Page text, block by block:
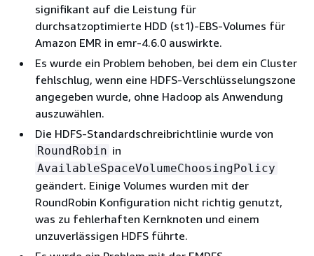
signifikant auf die Leistung für
durchsatzoptimierte HDD (st1)-EBS-Volumes für
Amazon EMR in emr-4.6.0 auswirkte.
Es wurde ein Problem behoben, bei dem ein Cluster
fehlschlug, wenn eine HDFS-Verschlüsselungszone
angegeben wurde, ohne Hadoop als Anwendung
auszuwählen.
Die HDFS-Standardschreibrichtlinie wurde von
RoundRobin in
AvailableSpaceVolumeChoosingPolicy
geändert. Einige Volumes wurden mit der
RoundRobin Konfiguration nicht richtig genutzt,
was zu fehlerhaften Kernknoten und einem
unzuverlässigen HDFS führte.